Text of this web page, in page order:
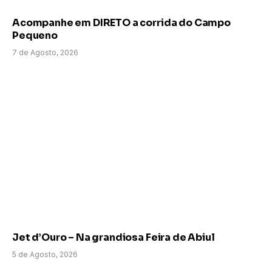
Acompanhe em DIRETO a corrida do Campo
Pequeno
7 de Agosto, 2026
Jet d’Ouro – Na grandiosa Feira de Abiul
5 de Agosto, 2026